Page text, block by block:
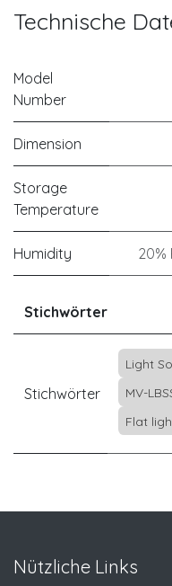
Technische
Model
Number
Dimension
Storage
Temperature
Humidity 20%
Stichwörter
Stichwörter
Light
MV-
Flat
Nützliche Links